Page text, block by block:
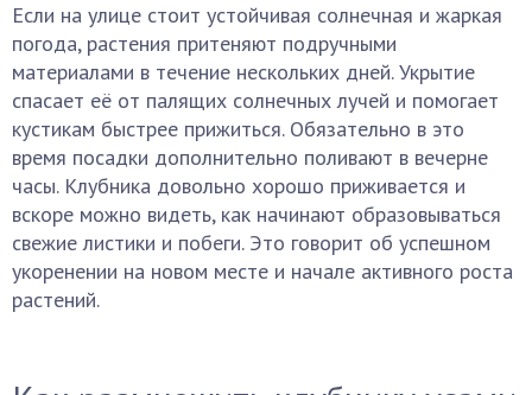
Если на улице стоит устойчивая солнечная и жаркая
погода, растения притеняют подручными
материалами в течение нескольких дней. Укрытие
спасает её от палящих солнечных лучей и помогает
кустикам быстрее прижиться. Обязательно в это
время посадки дополнительно поливают в вечерне
часы. Клубника довольно хорошо приживается и
вскоре можно видеть, как начинают образовываться
свежие листики и побеги. Это говорит об успешном
укоренении на новом месте и начале активного роста
растений.